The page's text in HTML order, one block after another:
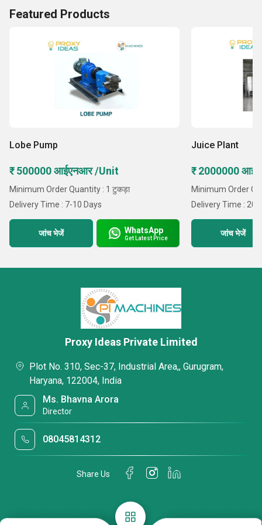
Featured Products
Lobe Pump
₹ 500000 आईएनआर /Unit
Minimum Order Quantity : 1 टुकड़ा
Delivery Time : 7-10 Days
जांच भेजें WhatsApp
Get Latest Price
Juice Plant
₹ 2000000
Minimum Order
Delivery Time : 20-
जांच भेजें
Proxy Ideas Private Limited
Plot No. 310, Sec-37, Industrial Area,, Gurugram,
Haryana, 122004, India
Ms. Bhavna Arora
Director
08045814312
Share Us